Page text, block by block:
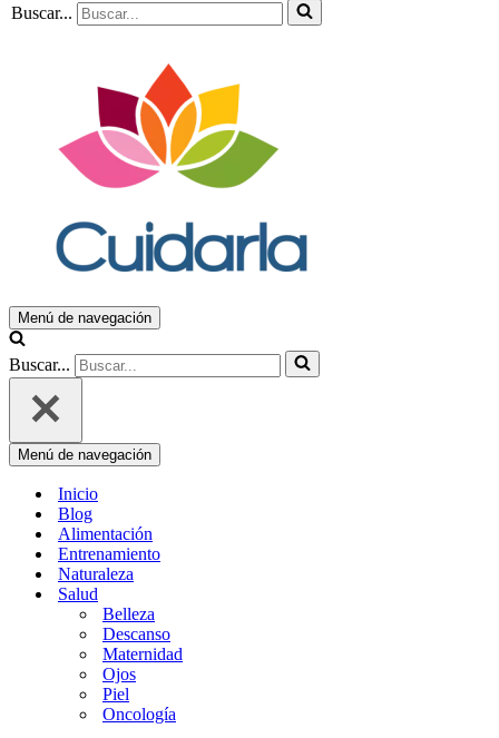
Buscar...
Menú de navegación
Buscar...
Menú de navegación
Inicio
Blog
Alimentación
Entrenamiento
Naturaleza
Salud
Belleza
Descanso
Maternidad
Ojos
Piel
Oncología